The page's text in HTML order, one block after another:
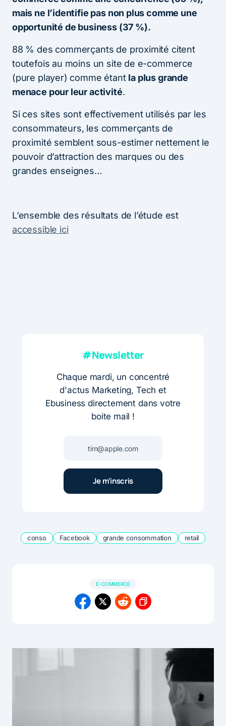
mais ne l’identifie pas non plus comme une
opportunité de business (37 %).
88 % des commerçants de proximité citent
toutefois au moins un site de e-commerce
(pure player) comme étant la plus grande
menace pour leur activité.
Si ces sites sont effectivement utilisés par les
consommateurs, les commerçants de
proximité semblent sous-estimer nettement le
pouvoir d’attraction des marques ou des
grandes enseignes…
L’ensemble des résultats de l’étude est
accessible ici
#Newsletter
Chaque mardi, un concentré
d'actus Marketing, Tech et
Ebusiness directement dans votre
boite mail !
conso Facebook grande consommation retail
E-COMMERCE